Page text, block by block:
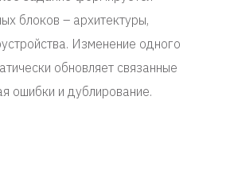
блоков – архитектуры,
Изменение одного
обновляет связанные
ошибки и дублирование.